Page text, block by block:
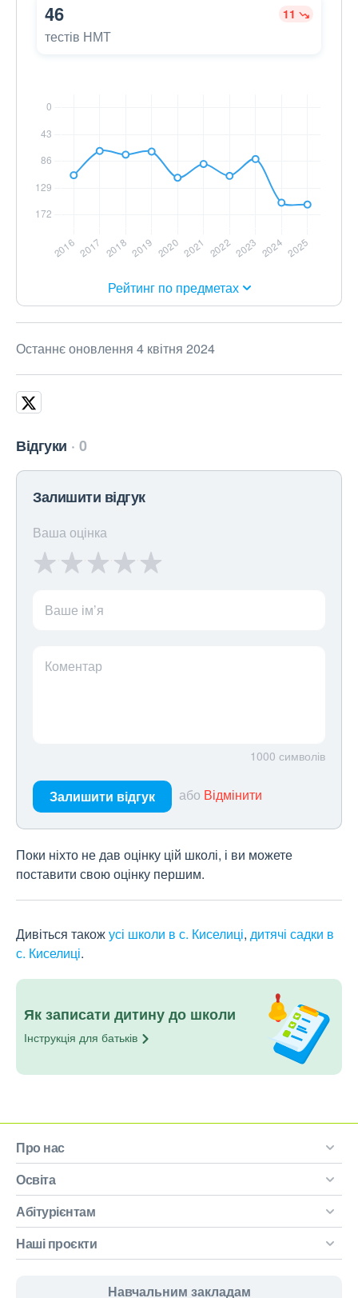
46 11
тестів НМТ
Рейтинг по предметах
Останнє оновлення 4 квітня 2024
Відгуки 0
Залишити відгук
Ваша оцінка
Ваше ім’я
Коментар
1000 символів
Залишити відгук або Відмінити
Поки ніхто не дав оцінку цій школі, і ви можете
поставити свою оцінку першим.
Дивіться такожусі школи в с. Киселиці, дитячі садки в
с. Киселиці.
Як записати дитину до школи
Інструкція для батьків
Про нас
Освіта
Абітурієнтам
Наші проєкти
Навчальним закладам